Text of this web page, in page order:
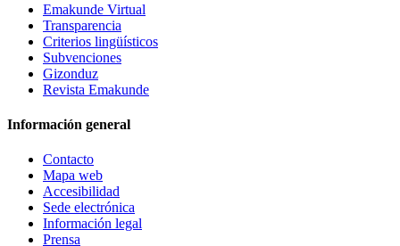
Emakunde Virtual
Transparencia
Criterios lingüísticos
Subvenciones
Gizonduz
Revista Emakunde
Información general
Contacto
Mapa web
Accesibilidad
Sede electrónica
Información legal
Prensa